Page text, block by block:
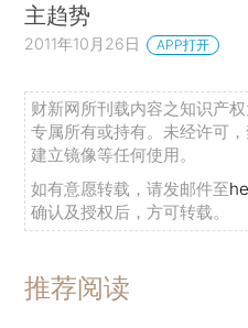
主趋势
2011年10月26日 APP打开
财新网所刊载内容之知识产
专属所有或持有。未经许可
建立镜像等任何使用。
如有意愿转载，请发邮件至
确认及授权后，方可转载。
推荐阅读